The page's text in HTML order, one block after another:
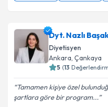
Dyt. Nazlı
Diyetisyen
Ankara, Çankaya
5 (13
Tamamen kişiye özel
şartlara göre bir program...